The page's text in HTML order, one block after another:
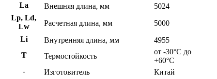
La
Внешняя длина, мм
5024
Lp, Ld,
Lw
Расчетная длина, мм
5000
Li
Внутренняя длина, мм
4955
Т
Термостойкость
от -30°C до
+60°C
-
Изготовитель
Китай